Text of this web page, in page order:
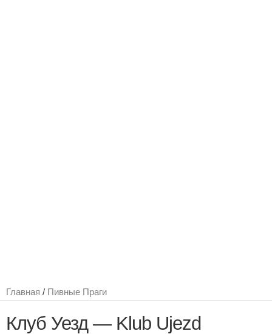
Главная / Пивные Праги
Клуб Уезд — Klub Ujezd